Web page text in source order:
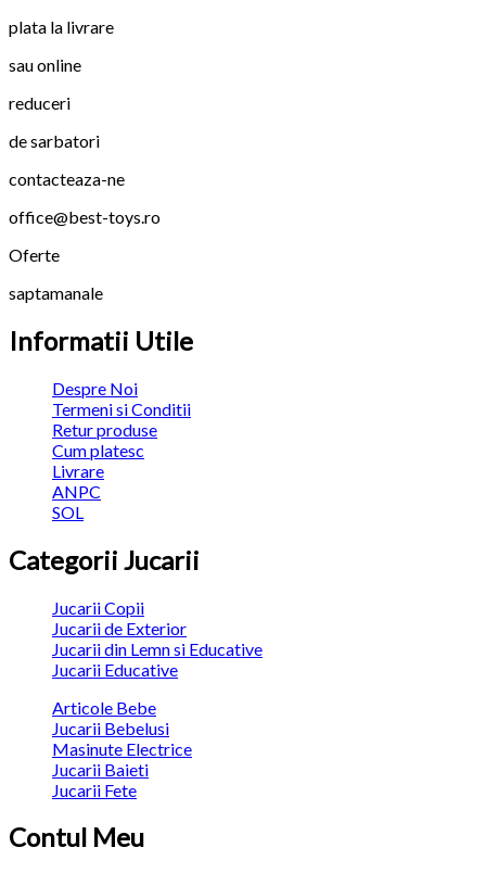
plata la livrare
sau online
reduceri
de sarbatori
contacteaza-ne
office@best-toys.ro
Oferte
saptamanale
Informatii Utile
Despre Noi
Termeni si Conditii
Retur produse
Cum platesc
Livrare
ANPC
SOL
Categorii Jucarii
Jucarii Copii
Jucarii de Exterior
Jucarii din Lemn si Educative
Jucarii Educative
Articole Bebe
Jucarii Bebelusi
Masinute Electrice
Jucarii Baieti
Jucarii Fete
Contul Meu